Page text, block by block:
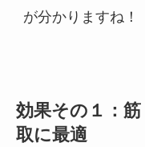
が分かりますね！
効果その１：
取に最適